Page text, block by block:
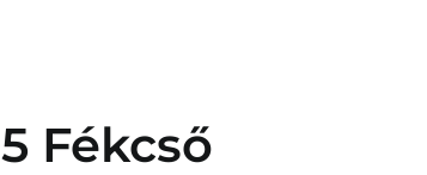
Fékcső